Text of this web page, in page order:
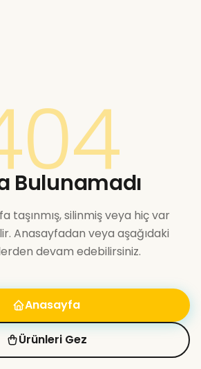
Bulunamadı
taşınmış, silinmiş veya hiç var
Anasayfadan veya aşağıdaki
devam edebilirsiniz.
Anasayfa
Ürünleri Gez